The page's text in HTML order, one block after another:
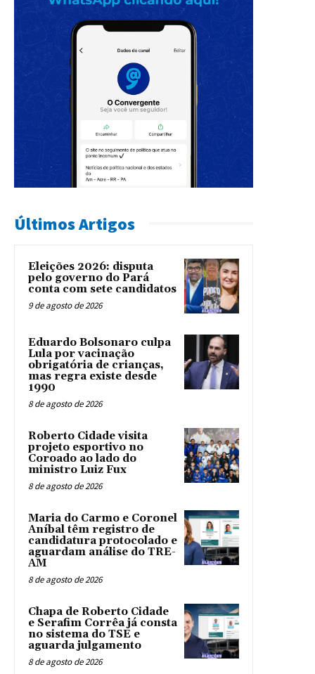
Últimos Artigos
Eleições 2026: disputa
pelo governo do Pará
conta com sete candidatos
9 de agosto de 2026
Eduardo Bolsonaro culpa
Lula por vacinação
obrigatória de crianças,
mas regra existe desde
1990
8 de agosto de 2026
Roberto Cidade visita
projeto esportivo no
Coroado ao lado do
ministro Luiz Fux
8 de agosto de 2026
Maria do Carmo e Coronel
Aníbal têm registro de
candidatura protocolado e
aguardam análise do TRE-
AM
8 de agosto de 2026
Chapa de Roberto Cidade
e Serafim Corrêa já consta
no sistema do TSE e
aguarda julgamento
8 de agosto de 2026